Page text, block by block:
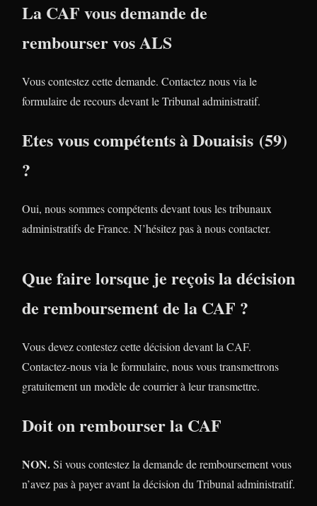
La CAF vous demande de
rembourser vos ALS
Vous contestez cette demande. Contactez nous via le
formulaire de recours devant le Tribunal administratif.
Etes vous compétents à Douaisis (59)
?
Oui, nous sommes compétents devant tous les tribunaux
administratifs de France. N’hésitez pas à nous contacter.
Que faire lorsque je reçois la décision
de remboursement de la CAF ?
Vous devez contestez cette décision devant la CAF.
Contactez-nous via le formulaire, nous vous transmettrons
gratuitement un modèle de courrier à leur transmettre.
Doit on rembourser la CAF
NON.Si vous contestez la demande de remboursement vous
n’avez pas à payer avant la décision du Tribunal administratif.